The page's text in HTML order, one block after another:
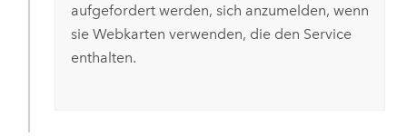
aufgefordert werden, sich anzumelden, wenn
sie Webkarten verwenden, die den Service
enthalten.